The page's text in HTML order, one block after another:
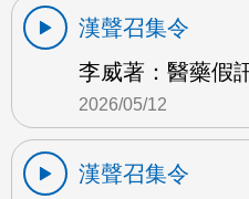
漢聲召集令
李威著：醫藥假
2026/05/12
漢聲召集令